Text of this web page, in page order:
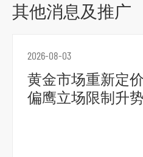
其他消息及推广
2026-08-03
黄金市场重新定
偏鹰立场限制升势